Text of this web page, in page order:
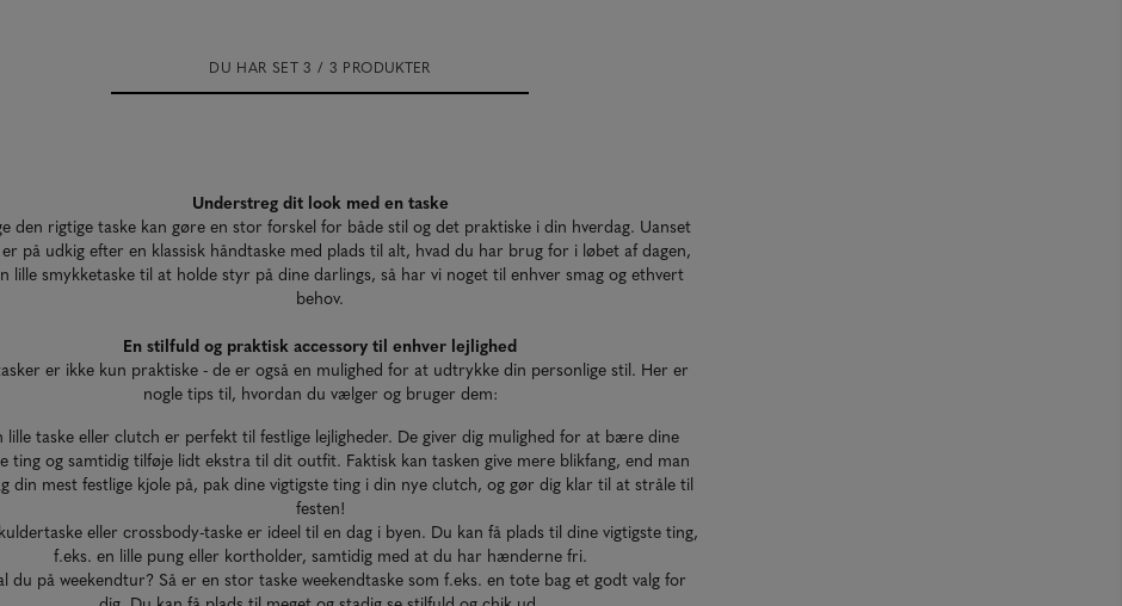
DU HAR SET 3 / 3 PRODUKTER
Understreg dit look med en taske
den rigtige taske kan gøre en stor forskel for både stil og det praktiske i din hverdag. Uanset
på udkig efter en klassisk håndtaske med plads til alt, hvad du har brug for i løbet af dagen,
lille smykketaske til at holde styr på dine darlings, så har vi noget til enhver smag og ethvert
behov.
En stilfuld og praktisk accessory til enhver lejlighed
er ikke kun praktiske - de er også en mulighed for at udtrykke din personlige stil. Her er
nogle tips til, hvordan du vælger og bruger dem:
lille taske eller clutch er perfekt til festlige lejligheder. De giver dig mulighed for at bære dine
ting og samtidig tilføje lidt ekstra til dit outfit. Faktisk kan tasken give mere blikfang, end man
din mest festlige kjole på, pak dine vigtigste ting i din nye clutch, og gør dig klar til at stråle til
festen!
eller crossbody-taske er ideel til en dag i byen. Du kan få plads til dine vigtigste ting,
f.eks. en lille pung eller kortholder, samtidig med at du har hænderne fri.
du på weekendtur? Så er en stor taske weekendtaske som f.eks. en tote bag et godt valg for